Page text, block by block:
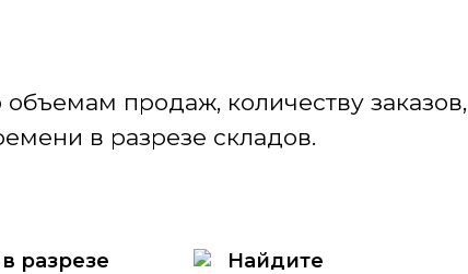
продаж, количеству заказов,
в разрезе складов.
разрезе
Найдите